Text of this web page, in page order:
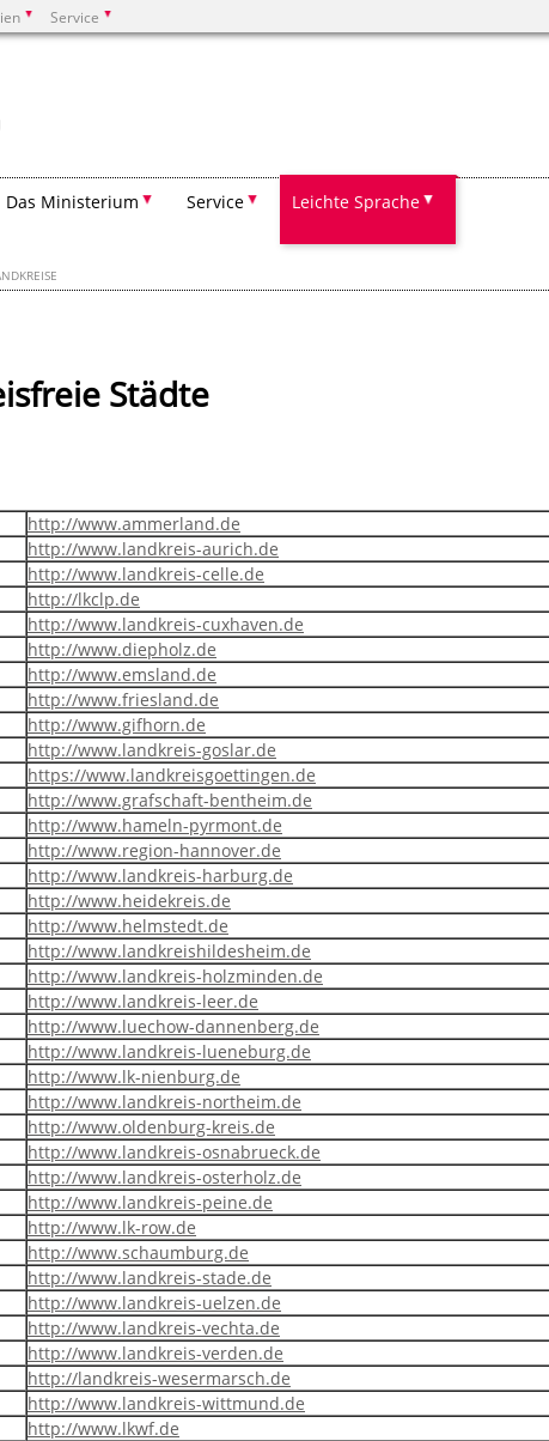
Service
Das Ministerium Service Leichte Sprache
Städte
http://www.ammerland.de
http://www.landkreis-aurich.de
http://www.landkreis-celle.de
http://lkclp.de
http://www.landkreis-cuxhaven.de
http://www.diepholz.de
http://www.emsland.de
http://www.friesland.de
http://www.gifhorn.de
http://www.landkreis-goslar.de
https://www.landkreisgoettingen.de
http://www.grafschaft-bentheim.de
http://www.hameln-pyrmont.de
http://www.region-hannover.de
http://www.landkreis-harburg.de
http://www.heidekreis.de
http://www.helmstedt.de
http://www.landkreishildesheim.de
http://www.landkreis-holzminden.de
http://www.landkreis-leer.de
http://www.luechow-dannenberg.de
http://www.landkreis-lueneburg.de
http://www.lk-nienburg.de
http://www.landkreis-northeim.de
http://www.oldenburg-kreis.de
http://www.landkreis-osnabrueck.de
http://www.landkreis-osterholz.de
http://www.landkreis-peine.de
http://www.lk-row.de
http://www.schaumburg.de
http://www.landkreis-stade.de
http://www.landkreis-uelzen.de
http://www.landkreis-vechta.de
http://www.landkreis-verden.de
http://landkreis-wesermarsch.de
http://www.landkreis-wittmund.de
http://www.lkwf.de